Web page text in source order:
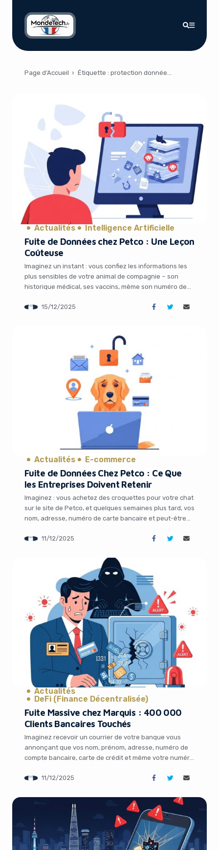
Page d’Accueil › Étiquette : protection données clients
Actualités Intelligence Artificielle
Fuite de Données chez Petco : Une Leçon
Coûteuse
Imaginez un instant : vous confiez les informations les
plus sensibles de votre animal de compagnie – son
historique médical, ses vaccins, même son numéro de
être sécurisée. Et puis, du jour au lendemain, tout cela
15/12/2025
Actualités E-commerce
Fuite de Données Chez Petco : Ce Que
les Entreprises Doivent Retenir
Imaginez : vous achetez des croquettes pour votre chat
sur le site de Petco, et quelques semaines plus tard, vos
nom, adresse, numéro de carte bancaire et peut-être
librement sur Internet. Ce scénario cauchemardesque
11/12/2025
Actualités
DeFi (Finance Décentralisée)
Fuite Massive chez Marquis : 400 000
Clients Bancaires Touchés
Imaginez recevoir un courrier de votre banque vous
annonçant que vos nom, prénom, adresse, numéro de
compte bancaire, carte de crédit et même votre numéro
dark web. C’est exactement ce qui arrive en ce moment
ransomware subie par la […]
11/12/2025
It looks like you're
using an ad-blocker!